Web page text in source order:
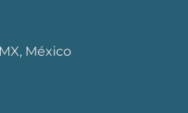
México